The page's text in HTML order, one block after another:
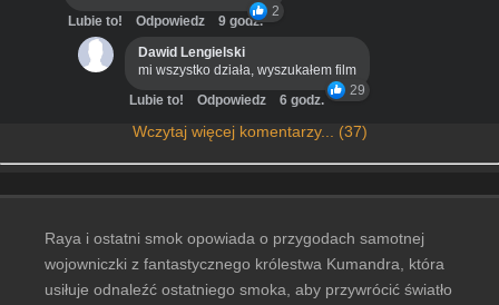
2
Lubie to! Odpowiedz
9 godz.
Dawid Lengielski
mi wszystko działa, wyszukałem film
29
Lubie to! Odpowiedz 6 godz.
Wczytaj więcej komentarzy... (37)
Raya i ostatni smok opowiada o przygodach samotnej
wojowniczki z fantastycznego królestwa Kumandra, która
usiłuje odnaleźć ostatniego smoka, aby przywrócić światło